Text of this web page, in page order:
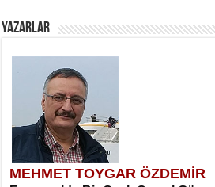
YAZARLAR
MEHMET TOYGAR ÖZDEMİR